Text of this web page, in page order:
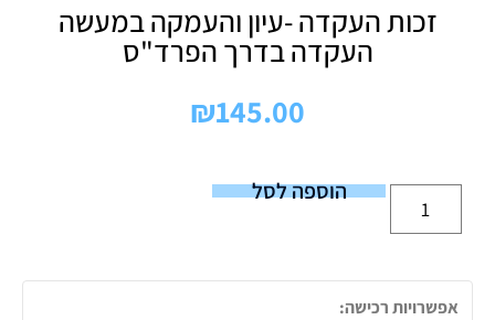
זכות העקדה -עיון והעמקה במעשה
העקדה בדרך הפרד"ס
₪145.00
הוספה לסל
אפשרויות רכישה: